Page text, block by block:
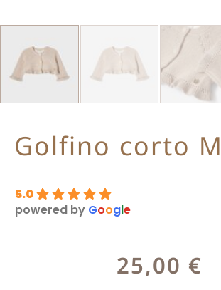
Golfino corto
5.0
powered by Google
25,00 €